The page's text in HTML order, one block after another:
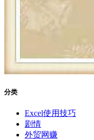
分类
Excel使用技巧
剧情
外贸网赚